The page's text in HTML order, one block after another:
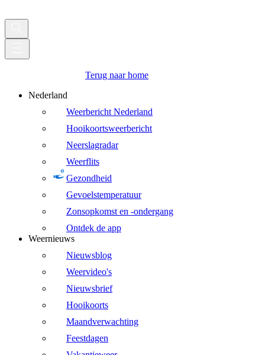
Terug naar home
Nederland
Weerbericht Nederland
Hooikoortsweerbericht
Neerslagradar
Weerflits
Gezondheid
Gevoelstemperatuur
Zonsopkomst en -ondergang
Ontdek de app
Weernieuws
Nieuwsblog
Weervideo's
Nieuwsbrief
Hooikoorts
Maandverwachting
Feestdagen